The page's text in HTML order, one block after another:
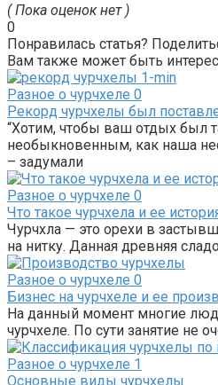
( Пока оценок нет )
0
Понравилась статья?
Вам также может быть
Разное о чурчхеле 0
Рекорд чурчхелы был
“Хотим, чтобы ваш отдых был
необыкновенным, как наша
– задумали
Разное о чурчхеле 0
Что такое чурчхела и ее
Чурчхла — это орехи в
на нитку. Данная древняя
Разное о чурчхеле 0
Бизнес на чурчхеле и ее
На данный момент многие
чурчхеле. По сути занятие не
Разное о чурчхеле 1
Основные виды чурчхелы